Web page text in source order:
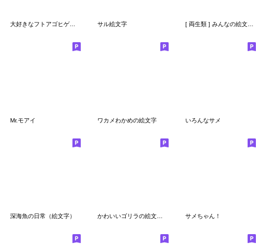
大好きなフトアゴヒゲトカゲの絵文字 サル絵文字 [ 両生類 ] みんなの絵文字 基本セット
Mr.モアイ ワカメわかめの絵文字 いろんなサメ
深海魚の日常（絵文字） サメちゃん！